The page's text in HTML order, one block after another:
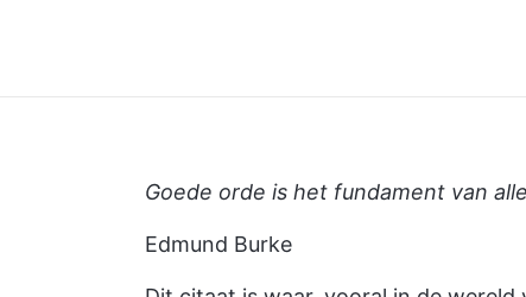
Goede orde is het fundament van
Edmund Burke